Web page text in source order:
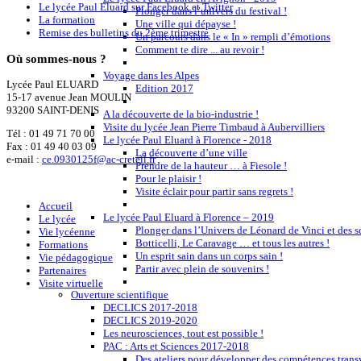
Plonger dans l’univers du festival !
Une ville qui dépayse !
Un parcours dans le « In » rempli d’émotions
Comment te dire ... au revoir !
Voyage dans les Alpes
Edition 2017
A la découverte de la bio-industrie !
Visite du lycée Jean Pierre Timbaud à Aubervilliers
Le lycée Paul Eluard à Florence - 2018
La découverte d’une ville
Prendre de la hauteur … à Fiesole !
Pour le plaisir !
Visite éclair pour partir sans regrets !
Le lycée Paul Eluard à Florence – 2019
Plonger dans l’Univers de Léonard de Vinci et des
Botticelli, Le Caravage … et tous les autres !
Un esprit sain dans un corps sain !
Partir avec plein de souvenirs !
Ouverture scientifique
DECLICS 2017-2018
DECLICS 2019-2020
Les neurosciences, tout est possible !
PAC : Arts et Sciences 2017-2018
Le lycée Paul Eluard sur Facebook et Twitter
La formation
Remise des bulletins du 2ème trimestre
Où sommes-nous ?
Lycée Paul ELUARD
15-17 avenue Jean MOULIN
93200 SAINT-DENIS
Tél : 01 49 71 70 00
Fax : 01 49 40 03 09
e-mail : ce.0930125f@ac-creteil.fr
Accueil
Le lycée
Vie lycéenne
Formations
Vie pédagogique
Partenaires
Visite virtuelle